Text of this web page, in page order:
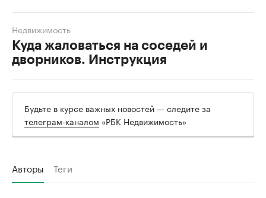
Куда жаловаться на соседей и
дворников. Инструкция
Недвижимость
Будьте в курсе важных новостей — следите за
телеграм-каналом «РБК Недвижимость»
Авторы Теги